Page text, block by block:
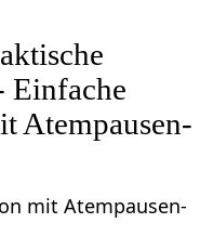
Einfache
Atempausen-
mit Atempausen-